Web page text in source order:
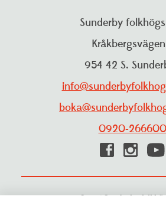
Sunderby
954 42 S.
0920-266600
© 2026 Sunderby